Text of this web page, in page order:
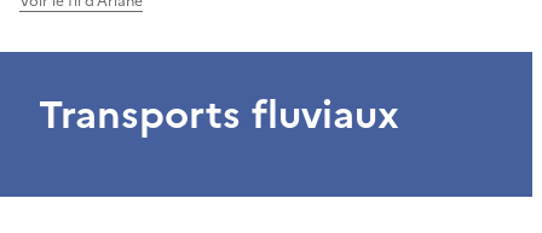
Transports fluviaux